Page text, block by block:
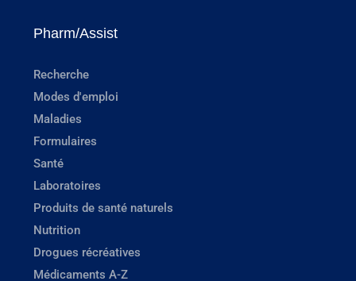
Pharm/Assist
Recherche
Modes d'emploi
Maladies
Formulaires
Santé
Laboratoires
Produits de santé naturels
Nutrition
Drogues récréatives
Médicaments A-Z